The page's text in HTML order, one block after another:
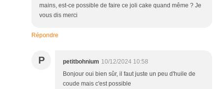
mains, est-ce possible de faire ce joli cake quand même ? Je
vous dis merci
Répondre
P petitbohnium 10/12/2024 10:58
Bonjour oui bien sûr, il faut juste un peu d'huile de
coude mais c'est possible